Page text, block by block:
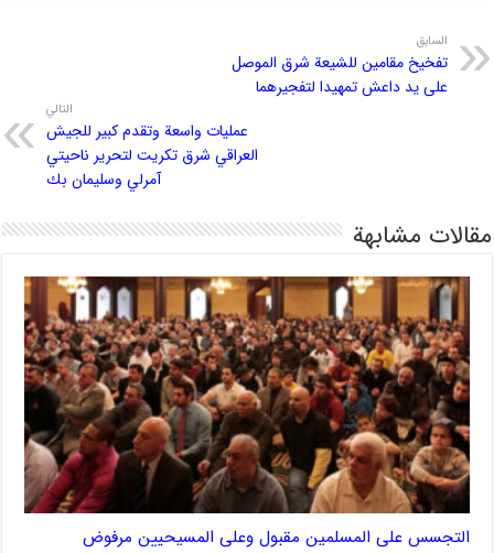
السابق
تفخيخ مقامين للشيعة شرق الموصل
على يد داعش تمهيدا لتفجيرهما
التالي
عمليات واسعة وتقدم كبير للجيش
العراقي شرق تكريت لتحرير ناحيتي
آمرلي وسليمان بك
مقالات مشابهة
التجسس على المسلمين مقبول وعلى المسيحيين مرفوض